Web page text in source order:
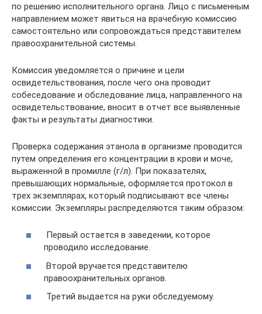
по решению исполнительного органа. Лицо с письменным
направлением может явиться на врачебную комиссию
самостоятельно или сопровождаться представителем
правоохранительной системы.
Комиссия уведомляется о причине и цели
освидетельствования, после чего она проводит
собеседование и обследование лица, направленного на
освидетельствование, вносит в отчет все выявленные
факты и результаты диагностики.
Проверка содержания этанола в организме проводится
путем определения его концентрации в крови и моче,
выраженной в промилле (г/л). При показателях,
превышающих нормальные, оформляется протокол в
трех экземплярах, который подписывают все члены
комиссии. Экземпляры распределяются таким образом:
Первый остается в заведении, которое
проводило исследование.
Второй вручается представителю
правоохранительных органов.
Третий выдается на руки обследуемому.